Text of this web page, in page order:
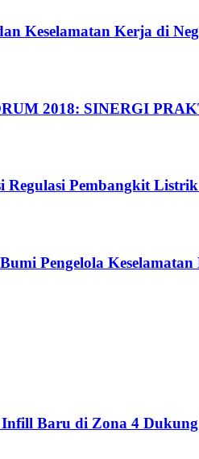
Keselamatan Kerja di
2018: SINERGI
Regulasi Pembangkit
Pengelola
Baru di Zona 4